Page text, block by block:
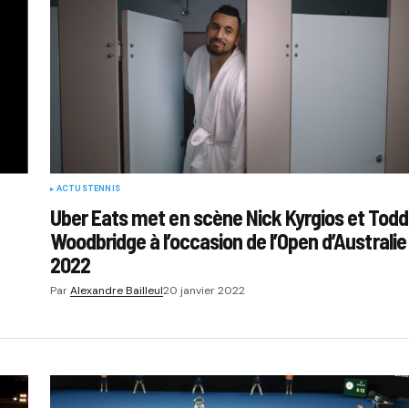
ACTUSTENNIS
Uber Eats met en scène Nick Kyrgios et Todd
Woodbridge à l’occasion de l’Open d’Australie
2022
ParAlexandre Bailleul20 janvier 2022